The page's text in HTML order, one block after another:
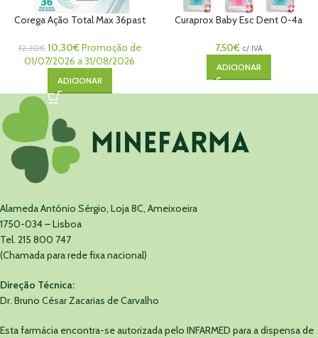
Corega Ação Total Max 36past
12,30€ 10,30€Promoção de
01/07/2026 a 31/08/2026
ADICIONAR
Curaprox Baby Esc Dent 0-4a
7,50€ c/ IVA
ADICIONAR
Alameda António Sérgio, Loja 8C, Ameixoeira
1750-034 – Lisboa
Tel. 215 800 747
(Chamada para rede fixa nacional)
Direção Técnica:
Dr. Bruno César Zacarias de Carvalho
Esta farmácia encontra-se autorizada pelo INFARMED para a dispensa de